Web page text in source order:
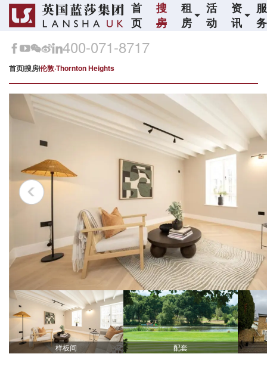
首
页
搜
房
租
房
活
动
资
讯
服
务
400-071-8717
首页搜房伦敦·Thornton Heights
样板间 配套